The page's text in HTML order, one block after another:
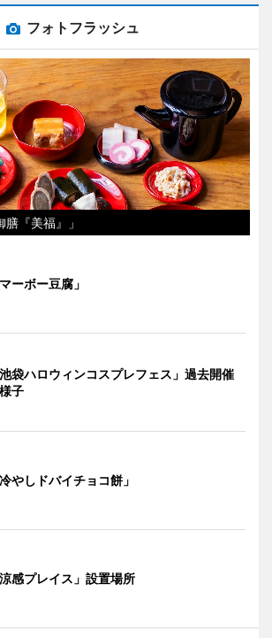
フォトフラッシュ
膳『美福』」
マーボー豆腐」
池袋ハロウィンコスプレフェス」過去開催
子
冷やしドバイチョコ餅」
涼感プレイス」設置場所